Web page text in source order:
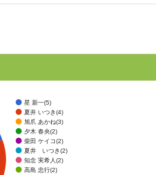
星 新一(5)
夏井 いつき(4)
旭爪 あかね(3)
夕木 春央(2)
柴田 ケイコ(2)
夏井 いつき(2)
知念 実希人(2)
高島 忠行(2)